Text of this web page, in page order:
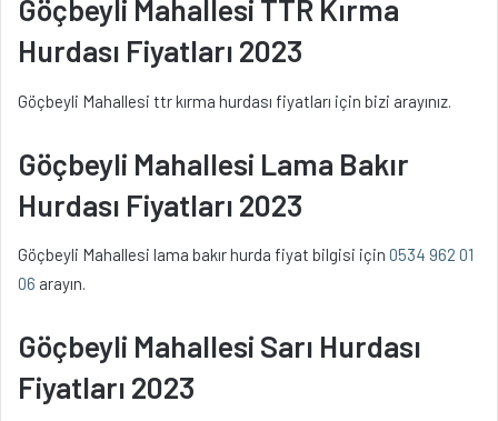
Göçbeyli Mahallesi TTR Kırma
Hurdası Fiyatları 2023
Göçbeyli Mahallesi ttr kırma hurdası fiyatları için bizi arayınız.
Göçbeyli Mahallesi Lama Bakır
Hurdası Fiyatları 2023
Göçbeyli Mahallesi lama bakır hurda fiyat bilgisi için 0534 962 01
06 arayın.
Göçbeyli Mahallesi Sarı Hurdası
Fiyatları 2023